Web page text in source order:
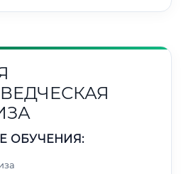
ОБУЧЕНИЯ: